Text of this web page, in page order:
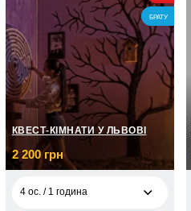
БРАТУ
КВЕСТ-КІМНАТИ У ЛЬВОВІ
2 200 грн
4 ос. / 1 година